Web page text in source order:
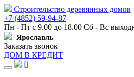
Строительство деревянных домов
+7 (4852) 59-94-87
Пн - Пт с 9.00 до 18.00 Сб - Вс
Ярославль
Заказать звонок
ДОМ В КРЕДИТ
Навигация